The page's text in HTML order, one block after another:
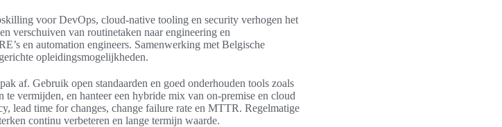
voor DevOps, cloud-native tooling en security verhogen het
verschuiven van routinetaken naar engineering en
en automation engineers. Samenwerking met Belgische
opleidingsmogelijkheden.
af. Gebruik open standaarden en goed onderhouden tools zoals
vermijden, en hanteer een hybride mix van on-premise en cloud
lead time for changes, change failure rate en MTTR. Regelmatige
continu verbeteren en lange termijn waarde.